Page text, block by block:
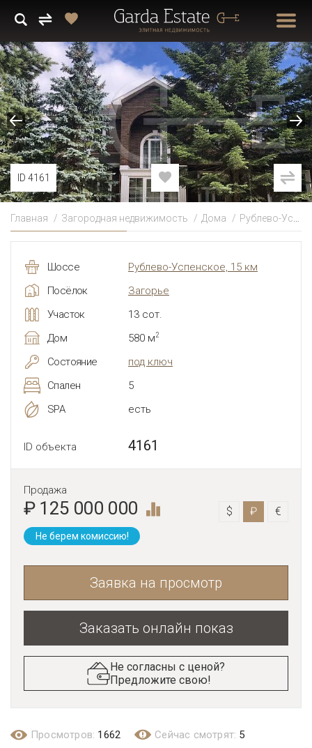
ID 4161
Главная Загородная недвижимость Дома Рублево-Успенское
Шоссе
Рублево-Успенское, 15 км
Посёлок
Загорье
Участок
13 сот.
Дом
580 м2
Состояние
под ключ
Спален
5
SPA
есть
ID объекта 4161
Продажа
₽ 125 000 000 $ ₽ €
Не берем комиссию!
Заявка на просмотр
Заказать онлайн показ
Не согласны с ценой?
Предложите свою!
Просмотров: 1662 Сейчас смотрят: 5